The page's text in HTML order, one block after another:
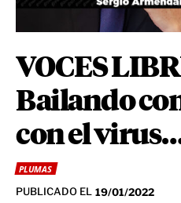
VOCES
Bailando
con el
PLUMAS
PUBLICADO EL 19/01/2022